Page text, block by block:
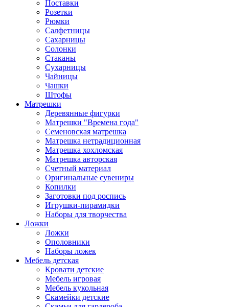
Поставки
Розетки
Рюмки
Салфетницы
Сахарницы
Солонки
Стаканы
Сухарницы
Чайницы
Чашки
Штофы
Матрешки
Деревянные фигурки
Матрешки "Времена года"
Семеновская матрешка
Матрешка нетрадиционная
Матрешка хохломская
Матрешка авторская
Счетный материал
Оригинальные сувениры
Копилки
Заготовки под роспись
Игрушки-пирамидки
Наборы для творчества
Ложки
Ложки
Ополовники
Наборы ложек
Мебель детская
Кровати детские
Мебель игровая
Мебель кукольная
Скамейки детские